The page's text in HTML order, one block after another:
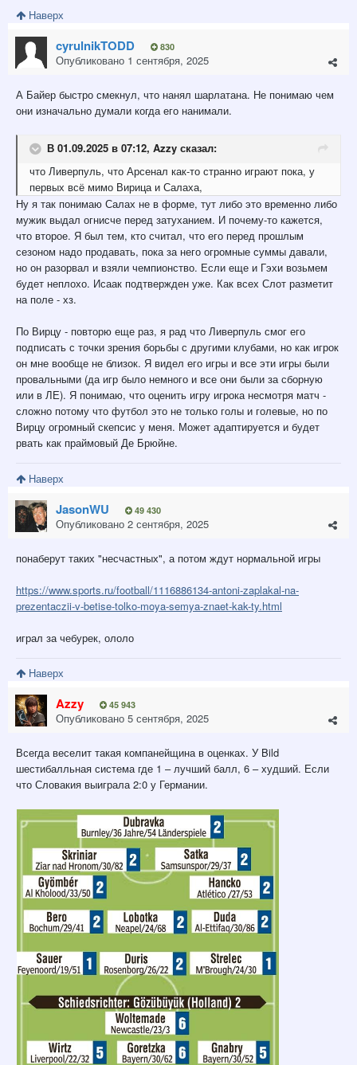
Наверх
cyrulnikTODD 830
Опубликовано 1 сентября, 2025
А Байер быстро смекнул, что нанял шарлатана. Не понимаю чем
они изначально думали когда его нанимали.
В 01.09.2025 в 07:12, Azzy сказал:
что Ливерпуль, что Арсенал как-то странно играют пока, у
первых всё мимо Вирица и Салаха,
Ну я так понимаю Салах не в форме, тут либо это временно либо
мужик выдал огнисче перед затуханием. И почему-то кажется,
что второе. Я был тем, кто считал, что его перед прошлым
сезоном надо продавать, пока за него огромные суммы давали,
но он разорвал и взяли чемпионство. Если еще и Гэхи возьмем
будет неплохо. Исаак подтвержден уже. Как всех Слот разметит
на поле - хз.
По Вирцу - повторю еще раз, я рад что Ливерпуль смог его
подписать с точки зрения борьбы с другими клубами, но как игрок
он мне вообще не близок. Я видел его игры и все эти игры были
провальными (да игр было немного и все они были за сборную
или в ЛЕ). Я понимаю, что оценить игру игрока несмотря матч -
сложно потому что футбол это не только голы и голевые, но по
Вирцу огромный скепсис у меня. Может адаптируется и будет
рвать как праймовый Де Брюйне.
Наверх
JasonWU 49 430
Опубликовано 2 сентября, 2025
понаберут таких "несчастных", а потом ждут нормальной игры
https://www.sports.ru/football/1116886134-antoni-zaplakal-na-
prezentaczii-v-betise-tolko-moya-semya-znaet-kak-ty.html
играл за чебурек, ололо
Наверх
Azzy 45 943
Опубликовано 5 сентября, 2025
Всегда веселит такая компанейщина в оценках. У Bild
шестибалльная система где 1 – лучший балл, 6 – худший. Если
что Словакия выиграла 2:0 у Германии.